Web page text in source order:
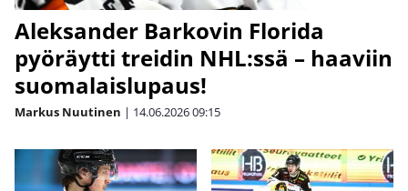
Aleksander Barkovin Florida
pyöräytti treidin NHL:ssä – haaviin
suomalaislupaus!
Markus Nuutinen | 14.06.202609:15